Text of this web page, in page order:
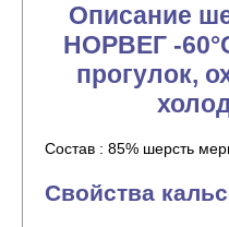
Описание
НОРВЕГ -
прогулок,
Состав : 85% шерсть
Свойства